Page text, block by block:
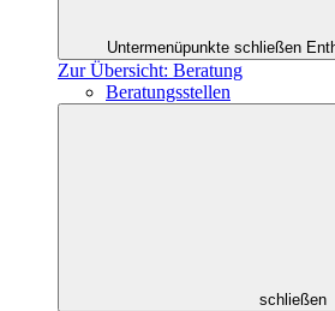
Untermenüpunkte schließen
Zur Übersicht: Beratung
Beratungsstellen
schließen